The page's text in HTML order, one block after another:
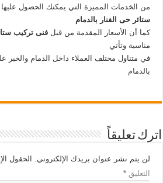
من الخدمات المميزة التي يمكنك الحصول
ستائر حى الفنار بالدمام
كما أن الأسعار المقدمة من قبلفنى تركيب
مناسبة وتأتي
في متناول مختلف العملاء داخل الدمام والخبر
بالدمام
اترك تعليقاً
لن يتم نشر عنوان بريدك الإلكتروني. الحقول
التعليق*